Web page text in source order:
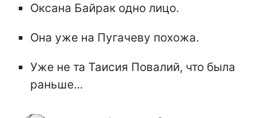
Оксана Байрак одно лицо.
Она уже на Пугачеву похожа.
Уже не та Таисия Повалий, что была
раньше...